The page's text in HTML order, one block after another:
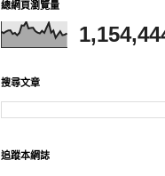
總網頁瀏覽量
搜尋文章
追蹤本網誌